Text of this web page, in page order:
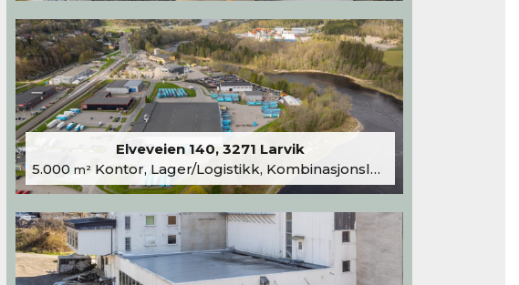
Elveveien 140, 3271 Larvik
5.000 m²Kontor, Lager/Logistikk, Kombinasjonslokaler